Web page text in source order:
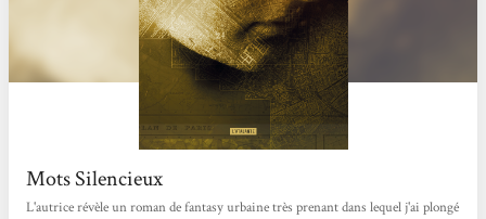
Mots Silencieux
L'autrice révèle un roman de fantasy urbaine très prenant dans lequel j'ai plongé